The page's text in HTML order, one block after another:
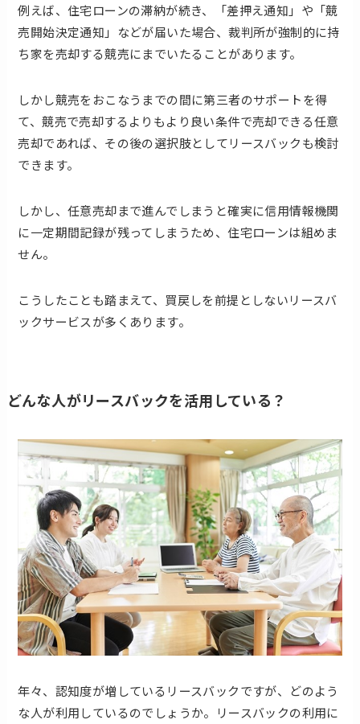
例えば、住宅ローンの滞納が続き、「差押え通知」や「競
売開始決定通知」などが届いた場合、裁判所が強制的に持
ち家を売却する競売にまでいたることがあります。
しかし競売をおこなうまでの間に第三者のサポートを得
て、競売で売却するよりもより良い条件で売却できる任意
売却であれば、その後の選択肢としてリースバックも検討
できます。
しかし、任意売却まで進んでしまうと確実に信用情報機関
に一定期間記録が残ってしまうため、住宅ローンは組めま
せん。
こうしたことも踏まえて、買戻しを前提としないリースバ
ックサービスが多くあります。
どんな人がリースバックを活用している？
年々、認知度が増しているリースバックですが、どのよう
な人が利用しているのでしょうか。リースバックの利用に